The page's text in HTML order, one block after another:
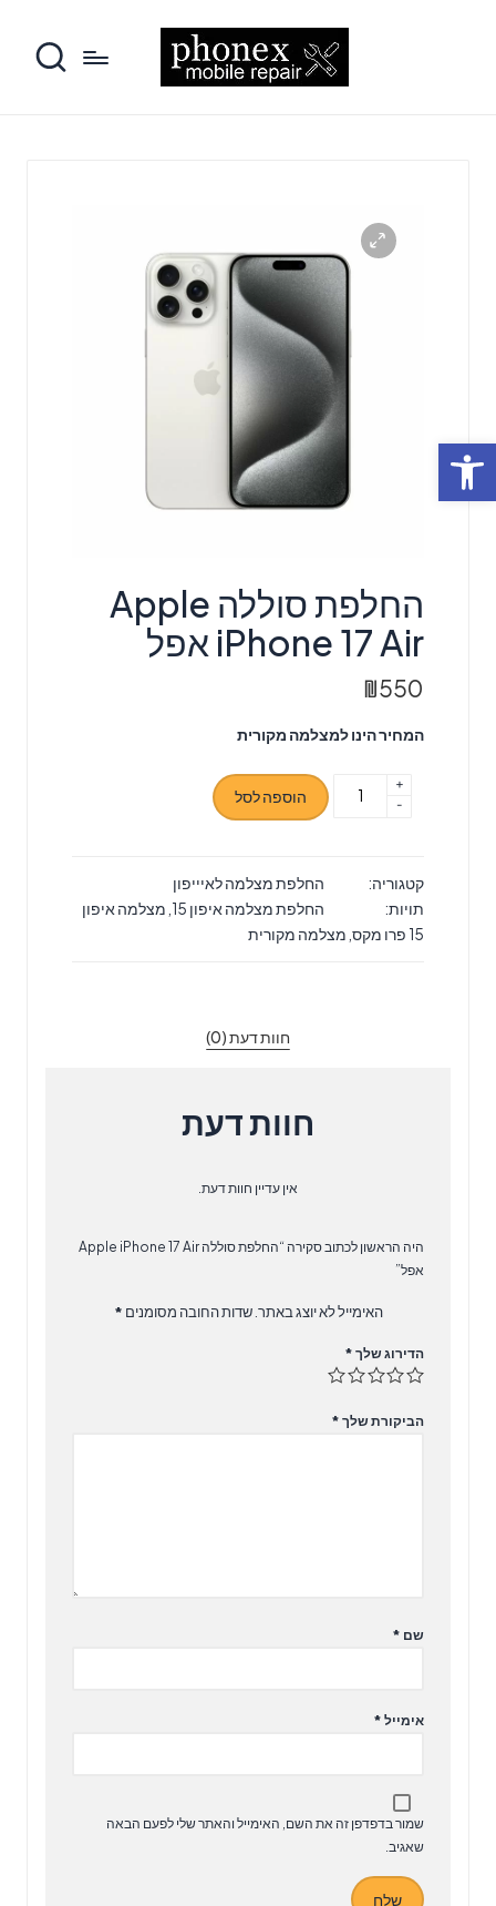
פתח סרגל נגישות
‏החלפת סוללה Apple
iPhone 17 Air אפל
₪550
המחיר הינו למצלמה מקורית
כמות
Apple
iPhone
17
-
+
הוספה לסל
קטגוריה:
החלפת מצלמה לאיייפון
תויות:
החלפת מצלמה איפון 15
מצלמה איפון
15 פרו מקס
מצלמה מקורית
חוות דעת (0)
חוות דעת
אין עדיין חוות דעת.
היה הראשון לכתוב סקירה “‏החלפת סוללה Apple iPhone 17 Air
אפל”
האימייל לא יוצג באתר. שדות החובה מסומנים *
הדירוג שלך *
הביקורת שלך *
שם *
אימייל *
שמור בדפדפן זה את השם, האימייל והאתר שלי לפעם הבאה
שאגיב.